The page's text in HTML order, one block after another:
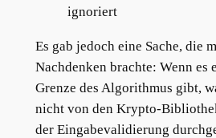
ignoriert
Es gab jedoch eine Sache, die
Nachdenken brachte: Wenn es
Grenze des Algorithmus gibt,
nicht von den Krypto-
der Eingabevalidierung